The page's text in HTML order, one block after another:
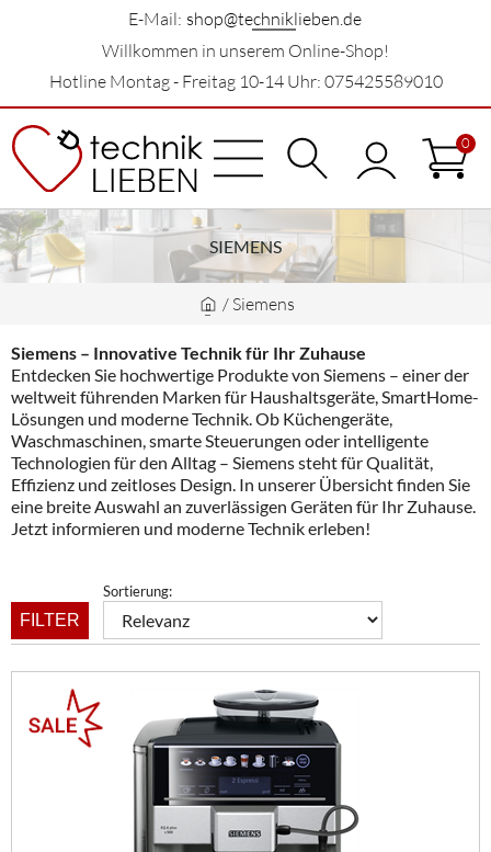
E-Mail: shop@techniklieben.de
Willkommen in unserem Online-Shop!
Hotline Montag - Freitag 10-14 Uhr: 075425589010
0
SIEMENS
/ Siemens
Siemens – Innovative Technik für Ihr Zuhause
Entdecken Sie hochwertige Produkte von Siemens – einer der
weltweit führenden Marken für Haushaltsgeräte, SmartHome-
Lösungen und moderne Technik. Ob Küchengeräte,
Waschmaschinen, smarte Steuerungen oder intelligente
Technologien für den Alltag – Siemens steht für Qualität,
Effizienz und zeitloses Design. In unserer Übersicht finden Sie
eine breite Auswahl an zuverlässigen Geräten für Ihr Zuhause.
Jetzt informieren und moderne Technik erleben!
FILTER
Sortierung: